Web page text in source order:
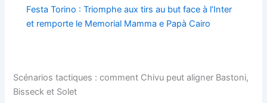
Festa Torino : Triomphe aux tirs au but face à l’Inter
et remporte le Memorial Mamma e Papà Cairo
Scénarios tactiques : comment Chivu peut aligner Bastoni,
Bisseck et Solet